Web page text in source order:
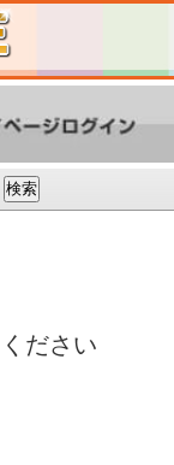
ださい